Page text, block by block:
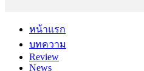
หน้าแรก
บทความ
Review
News